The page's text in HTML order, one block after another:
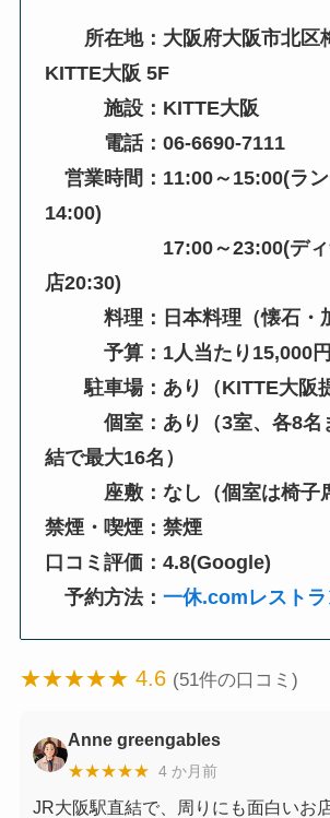
所在地：大阪府大阪市北区
KITTE大阪 5F
施設：KITTE大阪
電話：06-6690-7111
営業時間：11:00～15:00(ラ
14:00)
17:00～23:00(デ
店20:30)
料理：日本料理（懐石・
予算：1人当たり15,000円
駐車場：あり（KITTE大阪提
個室：あり（3室、各8名
結で最大16名）
座敷：なし（個室は椅子
禁煙・喫煙：禁煙
口コミ評価：4.8(Google)
予約方法：一休.comレスト
★★★★★ 4.6 (51件の口コミ)
Anne greengables
★★★★★ 4 か月前
JR大阪駅直結で、周りにも面白いお